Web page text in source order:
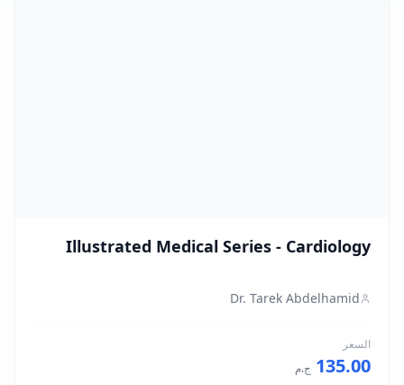
Illustrated Medical Series - Cardiology
Dr. Tarek Abdelhamid
السعر
135.00 ج.م